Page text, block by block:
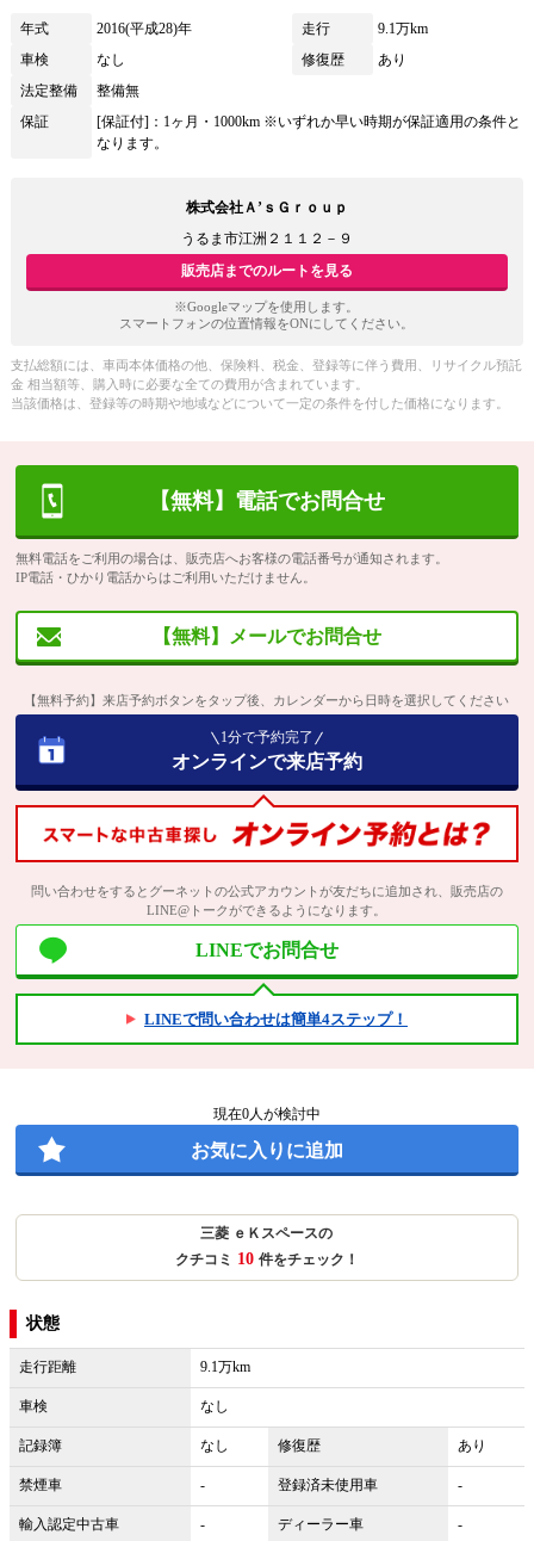
年式 2016(平成28)年 走行
9.1万km
車検
なし 修復歴
あり
法定整備
整備無
保証
[保証付]：1ヶ月・1000km ※いずれか早い時期が保証適用の条件と
なります。
株式会社Ａ’ｓＧｒｏｕｐ
うるま市江洲２１１２－９
販売店までのルートを見る
※Googleマップを使用します。
スマートフォンの位置情報をONにしてください。
支払総額には、車両本体価格の他、保険料、税金、登録等に伴う費用、リサイクル預託
金 相当額等、購入時に必要な全ての費用が含まれています。
当該価格は、登録等の時期や地域などについて一定の条件を付した価格になります。
【無料】電話でお問合せ
無料電話をご利用の場合は、販売店へお客様の電話番号が通知されます。
IP電話・ひかり電話からはご利用いただけません。
【無料】メールでお問合せ
【無料予約】来店予約ボタンをタップ後、カレンダーから日時を選択してください
1分で予約完了
オンラインで来店予約
問い合わせをするとグーネットの公式アカウントが友だちに追加され、販売店の
LINE@トークができるようになります。
LINEでお問合せ
LINEで問い合わせは簡単4ステップ！
現在0人が検討中
お気に入りに追加
三菱 ｅＫスペースの
クチコミ 10 件をチェック！
状態
走行距離 9.1万km
車検 なし
記録簿 なし 修復歴 あり
禁煙車 - 登録済未使用車 -
輸入認定中古車 - ディーラー車 -